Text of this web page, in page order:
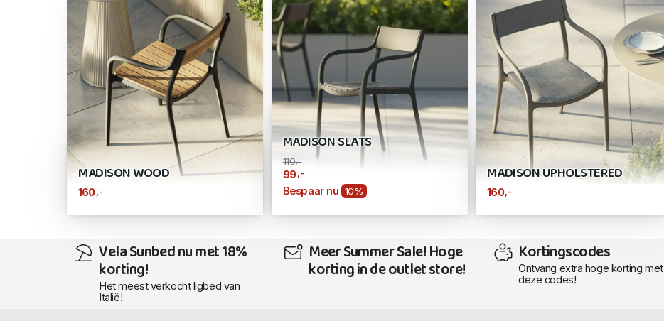
MADISON WOOD
160 ,-
MADISON SLATS
110,-
99 ,-
Bespaar nu 10%
MADISON UPHOLSTERED
160 ,-
Vela Sunbed nu met 18%
korting!
Het meest verkocht ligbed van
Italië!
Meer Summer Sale! Hoge
korting in de outlet store!
Kortingscodes
Ontvang extra hoge korting met
deze codes!